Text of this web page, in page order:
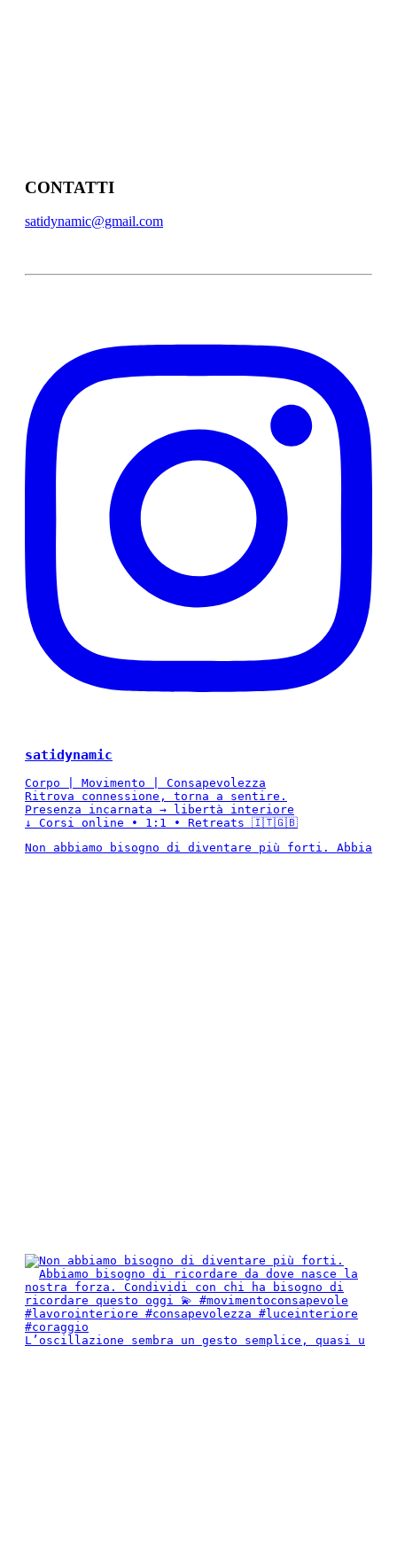
CONTATTI
satidynamic@gmail.com
satidynamic
Corpo | Movimento | Consapevolezza
Ritrova connessione, torna a sentire.
Presenza incarnata → libertà interiore
↓ Corsi online • 1:1 • Retreats 🇮🇹🇬🇧
Non abbiamo bisogno di diventare più forti. Abbia
L’oscillazione sembra un gesto semplice, quasi u